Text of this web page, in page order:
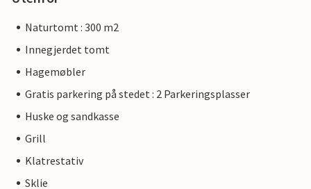
Naturtomt : 300 m2
Innegjerdet tomt
Hagemøbler
Gratis parkering på stedet : 2 Parkeringsplasser
Huske og sandkasse
Grill
Klatrestativ
Sklie